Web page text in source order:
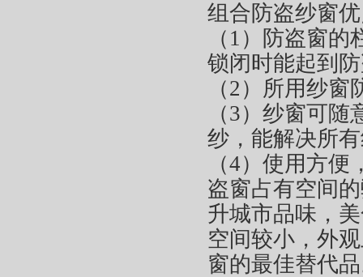
组合防盗纱窗
（1）防盗窗
锁闭时能起到
（2）所用纱
（3）纱窗可
纱，能解决所
（4）使用方
盗窗占有空间
升城市品味，
空间较小，外
窗的最佳替代